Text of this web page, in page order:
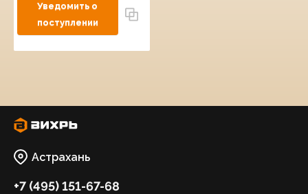
Астрахань
+7 (495) 151-67-68